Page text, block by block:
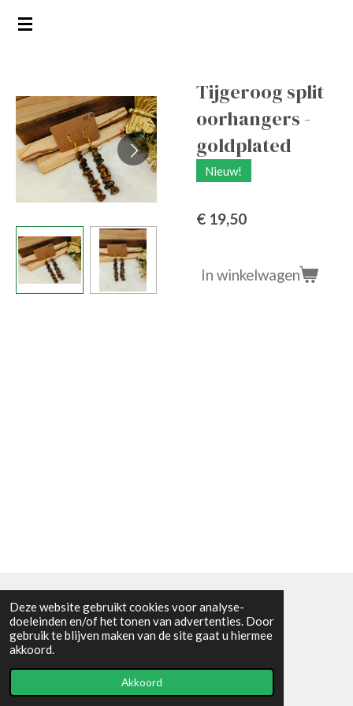
Deze website gebruikt cookies voor analyse-
doeleinden en/of het tonen van advertenties. Door
gebruik te blijven maken van de site gaat u hiermee
akkoord.
Akkoord
Ga
hoofdinhoud
Tijgeroog split
oorhangers -
goldplated
Nieuw!
€ 19,50
In winkelwagen
Algemene voorwaarden
© 2021 - RC en mineralenshop Het vlinderpad